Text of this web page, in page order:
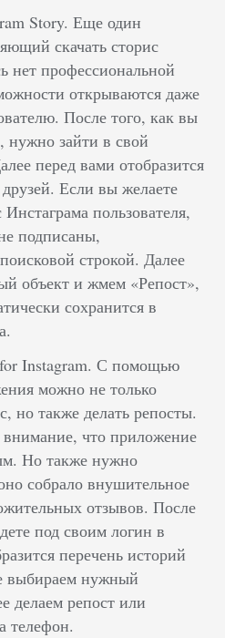
Story. Еще один
скачать сторис
нет профессиональной
открываются даже
После того, как вы
нужно зайти в свой
перед вами отобразится
Если вы желаете
Инстаграма пользователя,
подписаны,
строкой. Далее
объект и жмем «Репост»,
сохранится в
for Instagram. С помощью
можно не только
но также делать репосты.
что приложение
Но также нужно
собрало внушительное
отзывов. После
под своим логин в
перечень историй
выбираем нужный
делаем репост или
телефон.